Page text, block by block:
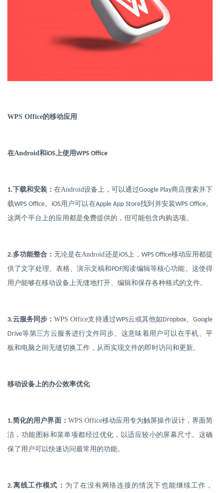
WPS Office的移动应用
在Android 和iOS 上使用WPS Office
1.下载和安装： 在Android设备上，可以通过Google Play商店搜索并下
载WPS Office。 iOS 用户可以在Apple App Store找到并安装WPS Office。
这两个平台上的应用都是免费提供的，但可能包含内购选项。
2.多功能整合：无论是在Android 还是iOS上， WPS Office移动应用都提
供了文字处理、表格、演示文稿和 PDF阅读编辑等核心功能。这使得
用户能够在移动设备上无缝地打开、编辑和保存各种格式的文件。
3.云服务同步：WPS Office支持通过WPS云或其他如 Dropbox、Google
Drive等第三方云服务进行文件同步。这意味着用户可以在手机、平
板和电脑之间无缝切换工作，从而实现文件的即时访问和更新。
移动设备上的办公效率优化
1.简化的用户界面： WPS Office移动应用专为触屏操作设计，界面简
洁，功能图标和菜单项都经过优化，以适应较小的屏幕尺寸。这确
保了用户可以快速访问最常用的功能。
2.离线工作模式： 为了在没有网络连接的情况下也能继续工作，